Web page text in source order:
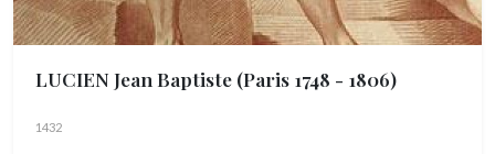
LUCIEN Jean Baptiste (Paris 1748 - 1806)
1432